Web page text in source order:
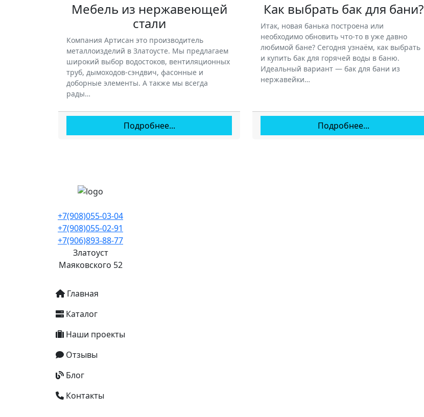
Мебель из нержавеющей
стали
Компания Артисан это производитель
металлоизделий в Златоусте. Мы предлагаем
широкий выбор водостоков, вентиляционных
труб, дымоходов-сэндвич, фасонные и
доборные элементы. А также мы всегда
рады…
Подробнее...
Как выбрать бак для бани?
Итак, новая банька построена или
необходимо обновить что-то в уже давно
любимой бане? Сегодня узнаём, как выбрать
и купить бак для горячей воды в баню.
Идеальный вариант — бак для бани из
нержавейки…
Подробнее...
+7(908)055-03-04
+7(908)055-02-91
+7(906)893-88-77
Златоуст
Маяковского 52
Основная навигация
Главная
Каталог
Наши проекты
Отзывы
Блог
Контакты